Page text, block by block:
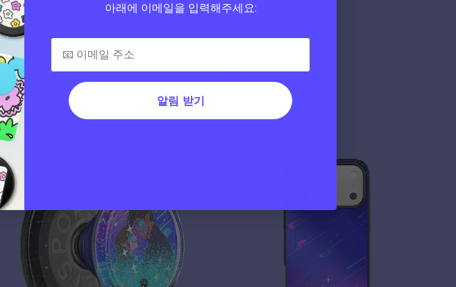
White
MagSafe PowerPack
$40
Phone Wristlet
Sarah J. Maas
Tidepool
Sarah J. Maas
아래에 이메일을 입력해주세요:
알림 받기